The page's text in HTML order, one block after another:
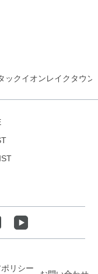
ックイオンレイクタウン
リシー